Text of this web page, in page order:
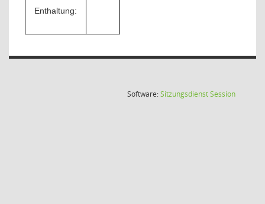
Enthaltung:
Software:SitzungsdienstSession(Wird in